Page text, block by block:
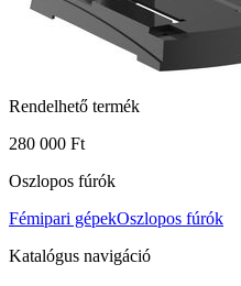
Rendelhető termék
280 000 Ft
Oszlopos fúrók
Fémipari gépekOszlopos fúrók
Katalógus navigáció